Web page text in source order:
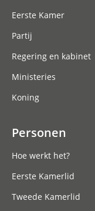
Eerste Kamer
Partij
Regering en kabinet
Ministeries
Koning
Personen
Hoe werkt het?
Eerste Kamerlid
Tweede Kamerlid